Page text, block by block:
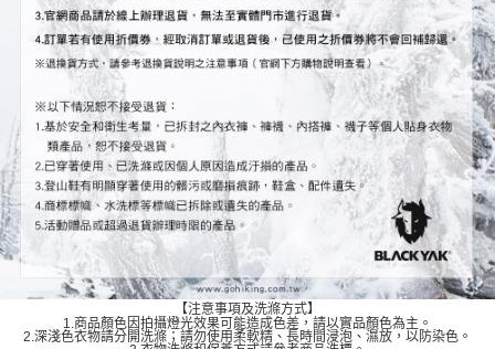
【注意事項及洗滌方式】
1.商品顏色因拍攝燈光效果可能造成色差，請以實品顏色為主。
2.深淺色衣物請分開洗滌；請勿使用柔軟精、長時間浸泡、濕放，以防染色。